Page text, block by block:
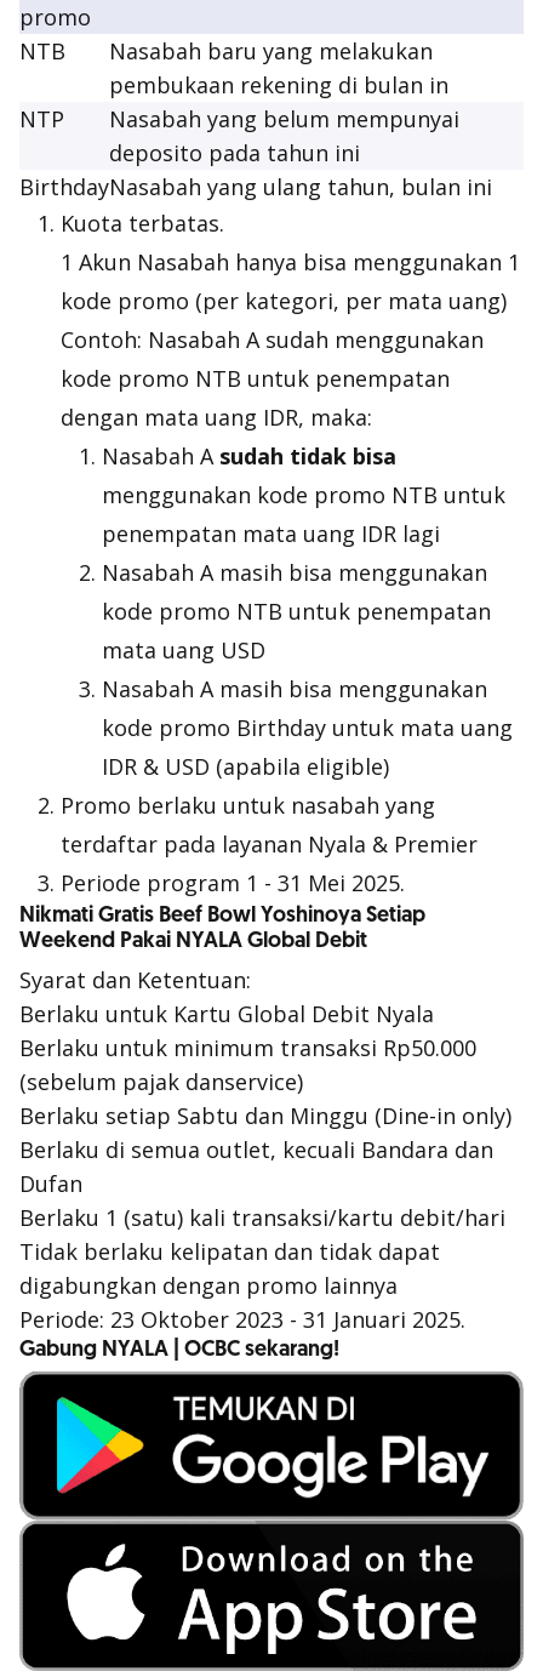
promo
NTB
Nasabah baru yang melakukan
pembukaan rekening di bulan in
NTP
Nasabah yang belum mempunyai
deposito pada tahun ini
BirthdayNasabah yang ulang tahun, bulan ini
Kuota terbatas.
1 Akun Nasabah hanya bisa menggunakan 1
kode promo (per kategori, per mata uang)
Contoh: Nasabah A sudah menggunakan
kode promo NTB untuk penempatan
dengan mata uang IDR, maka:
Nasabah A sudah tidak bisa
menggunakan kode promo NTB untuk
penempatan mata uang IDR lagi
Nasabah A masih bisa menggunakan
kode promo NTB untuk penempatan
mata uang USD
Nasabah A masih bisa menggunakan
kode promo Birthday untuk mata uang
IDR & USD (apabila eligible)
Promo berlaku untuk nasabah yang
terdaftar pada layanan Nyala & Premier
Periode program 1 - 31 Mei 2025.
Nikmati Gratis Beef Bowl Yoshinoya Setiap
Weekend Pakai NYALA Global Debit
Syarat dan Ketentuan:
Berlaku untuk Kartu Global Debit Nyala
Berlaku untuk minimum transaksi Rp50.000
(sebelum pajak danservice)
Berlaku setiap Sabtu dan Minggu (Dine-in only)
Berlaku di semua outlet, kecuali Bandara dan
Dufan
Berlaku 1 (satu) kali transaksi/kartu debit/hari
Tidak berlaku kelipatan dan tidak dapat
digabungkan dengan promo lainnya
Periode: 23 Oktober 2023 - 31 Januari 2025.
Gabung NYALA | OCBC sekarang!